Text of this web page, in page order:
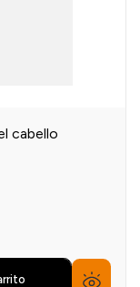
cabello